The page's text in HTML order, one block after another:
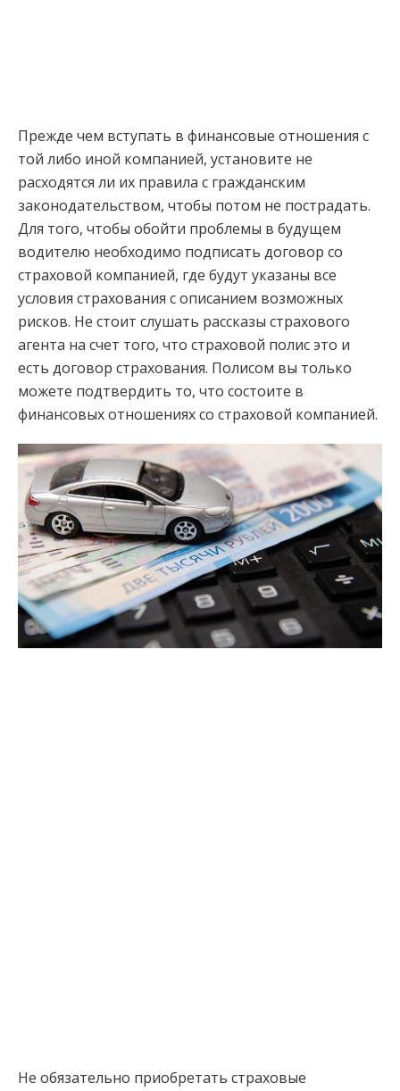
Прежде чем вступать в финансовые отношения с
той либо иной компанией, установите не
расходятся ли их правила с гражданским
законодательством, чтобы потом не пострадать.
Для того, чтобы обойти проблемы в будущем
водителю необходимо подписать договор со
страховой компанией, где будут указаны все
условия страхования с описанием возможных
рисков. Не стоит слушать рассказы страхового
агента на счет того, что страховой полис это и
есть договор страхования. Полисом вы только
можете подтвердить то, что состоите в
финансовых отношениях со страховой компанией.
Не обязательно приобретать страховые